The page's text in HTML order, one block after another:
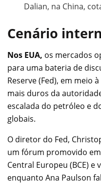
Dalian, na China,
Cenário
Nos EUA, os mercados
para uma bateria de
Reserve (Fed), em meio
mais duros da
escalada do petróleo e
globais.
O diretor do Fed,
um fórum promovido
Central Europeu (BCE) e
enquanto Ana Paulson